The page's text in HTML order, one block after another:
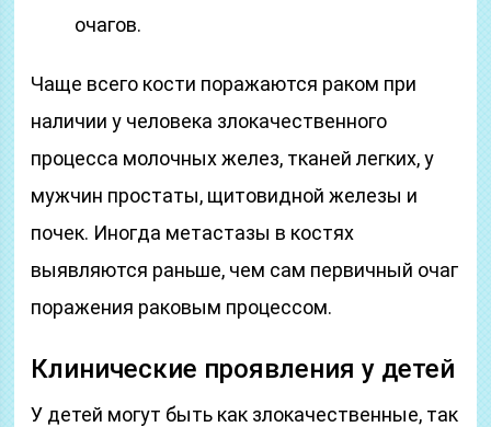
очагов.
Чаще всего кости поражаются раком при
наличии у человека злокачественного
процесса молочных желез, тканей легких, у
мужчин простаты, щитовидной железы и
почек. Иногда метастазы в костях
выявляются раньше, чем сам первичный очаг
поражения раковым процессом.
Клинические проявления у детей
У детей могут быть как злокачественные, так